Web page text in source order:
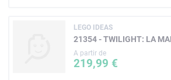
LEGO IDEAS
21354 - TWILIGHT: LA
A partir de
219,99 €